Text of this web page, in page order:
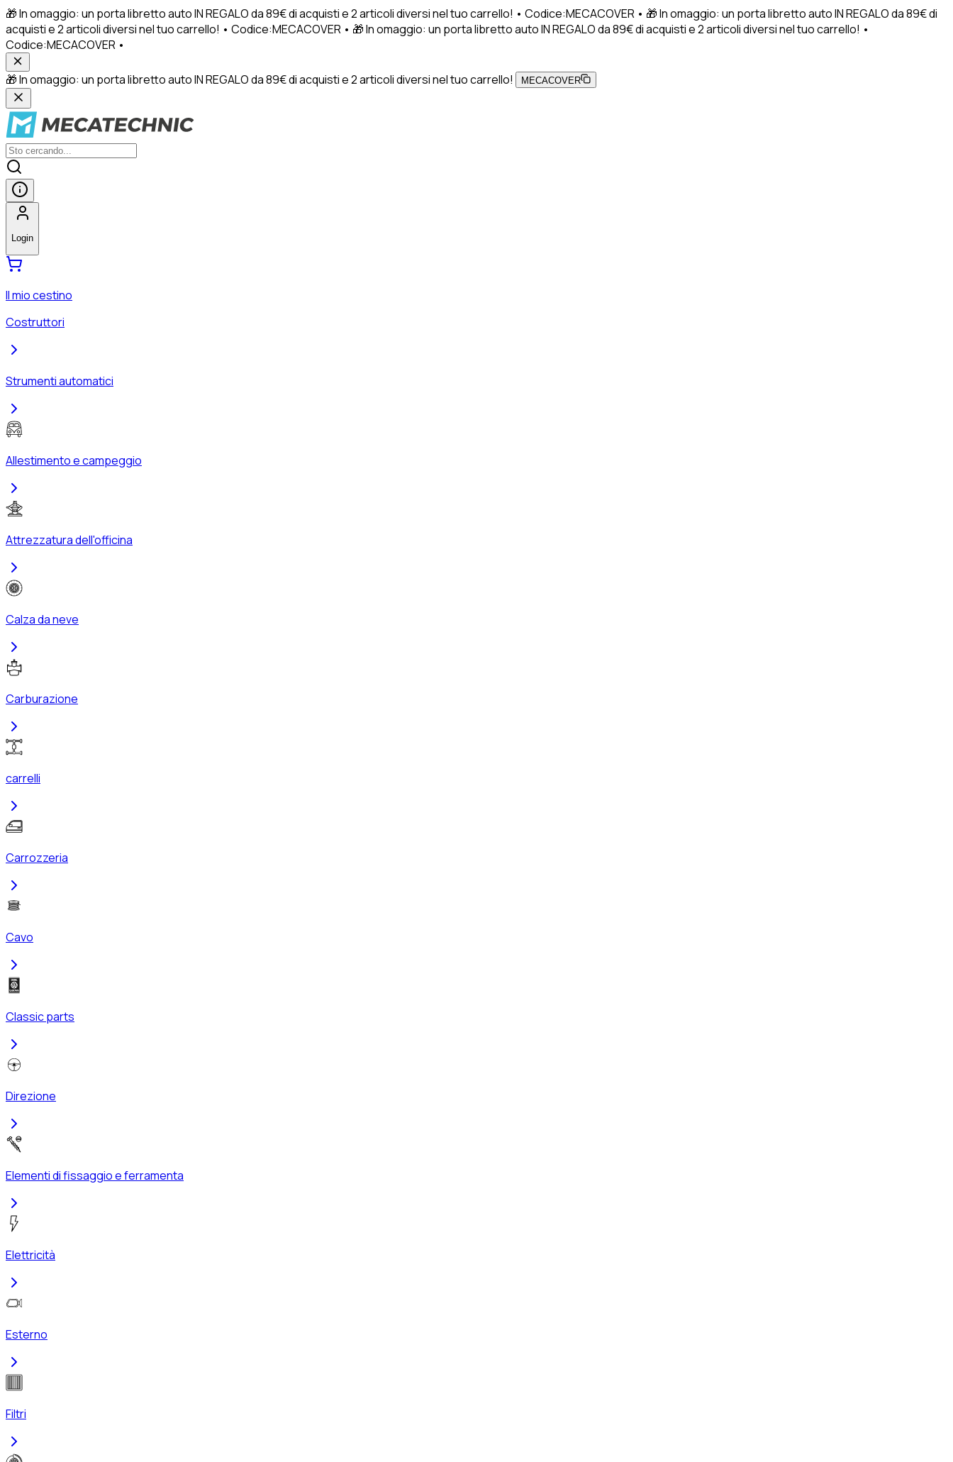
🎁 In omaggio: un porta libretto auto IN REGALO da 89€ di acquisti e 2 articoli diversi nel tuo carrello! • Codice:MECACOVER • 🎁 In omaggio: un porta libretto auto IN REGALO da 89€ di
acquisti e 2 articoli diversi nel tuo carrello! • Codice:MECACOVER • 🎁 In omaggio: un porta libretto auto IN REGALO da 89€ di acquisti e 2 articoli diversi nel tuo carrello! •
Codice:MECACOVER •
🎁 In omaggio: un porta libretto auto IN REGALO da 89€ di acquisti e 2 articoli diversi nel tuo carrello! MECACOVER
Login
Il mio cestino
Costruttori
Strumenti automatici
Allestimento e campeggio
Attrezzatura dell'officina
Calza da neve
Carburazione
carrelli
Carrozzeria
Cavo
Classic parts
Direzione
Elementi di fissaggio e ferramenta
Elettricità
Esterno
Filtri